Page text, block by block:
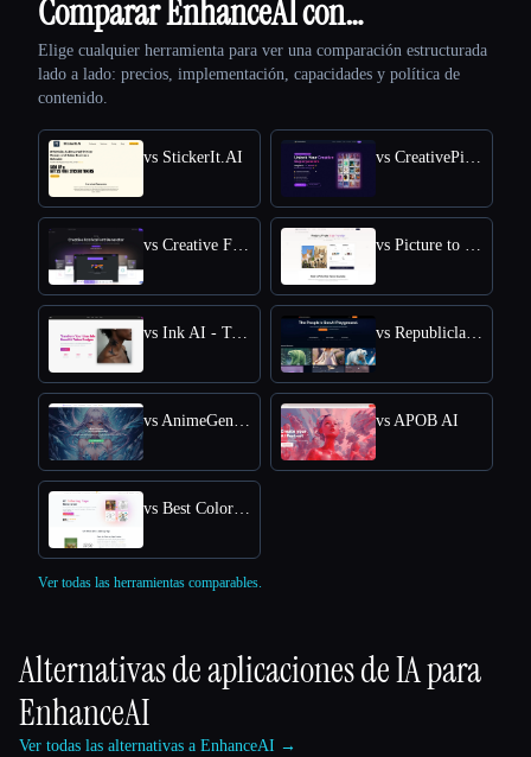
Comparar EnhanceAI con…
Elige cualquier herramienta para ver una comparación estructurada
lado a lado: precios, implementación, capacidades y política de
contenido.
vs StickerIt.AI vs CreativePixel
vs Creative Fabrica vs Picture to Drawing
vs Ink AI - Tattoo Generator vs Republiclabs.ai
vs AnimeGenius vs APOB AI
vs Best Coloring Pages AI
Ver todas las herramientas comparables.
Alternativas de aplicaciones de IA para
EnhanceAI
Ver todas las alternativas a EnhanceAI →